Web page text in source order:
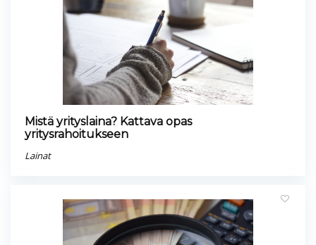
Mistä yrityslaina? Kattava opas
yritysrahoitukseen
Lainat